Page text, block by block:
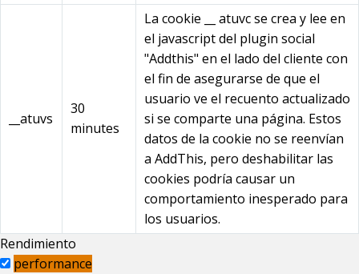
__atuvs
30
minutes
La cookie __ atuvc se crea y lee en
el javascript del plugin social
"Addthis" en el lado del cliente con
el fin de asegurarse de que el
usuario ve el recuento actualizado
si se comparte una página. Estos
datos de la cookie no se reenvían
a AddThis, pero deshabilitar las
cookies podría causar un
comportamiento inesperado para
los usuarios.
Rendimiento
performance